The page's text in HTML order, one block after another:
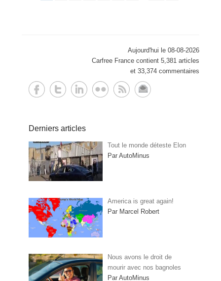
Aujourd'hui le 08-08-2026
Carfree France contient 5,381 articles
et 33,374 commentaires
Derniers articles
Tout le monde déteste Elon
Par AutoMinus
America is great again!
Par Marcel Robert
Nous avons le droit de
mourir avec nos bagnoles
Par AutoMinus